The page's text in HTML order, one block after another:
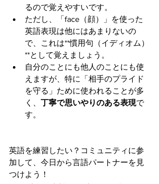
るので覚えやすいです。
ただし、「face（顔）」を使った
英語表現は他にはあまりないの
で、これは**慣用句（イディオム）
**として覚えましょう。
自分のことにも他人のことにも使
えますが、特に「相手のプライド
を守る」ために使われることが多
く、 丁寧で思いやりのある表現で
す。
英語を練習したい？コミュニティに参
加して、今日から言語パートナーを見
つけよう！